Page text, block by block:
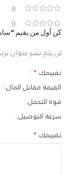
0
0
كن أول من يقيم “سامسونج
لن يتم نشر عنوان
تقييمك *
القيمة مقابل المال
قوة التحمل
سرعة التوصيل
تقييمك *